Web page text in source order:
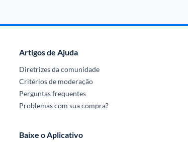
Artigos de Ajuda
Diretrizes da comunidade
Critérios de moderação
Perguntas frequentes
Problemas com sua compra?
Baixe o Aplicativo